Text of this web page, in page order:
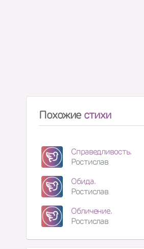
Похожие стихи
Справедливость.
Ростислав
Обида.
Ростислав
Обличение.
Ростислав